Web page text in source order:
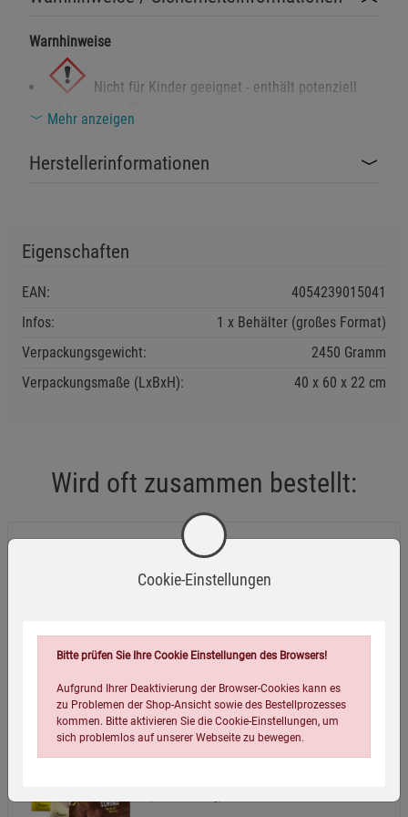
Warnhinweise
Nicht für Kinder geeignet - enthält potenziell
Unsachgemäßer Gebrauch oder Überladung
Nur auf tragfähigem, ebenem Untergrund stapeln -
Maximale Auflast und Tragfähigkeit beachten (siehe
Herstellerangaben).
Zur Verwendung auf automatischen Förderstrecken nur
Sonneneinstrahlung geschützt lagern.
Innenverpackung verwenden.
Mehr anzeigen
Herstellerinformationen
Eigenschaften
EAN:
4054239015041
Infos:
1 x Behälter (großes Format)
Verpackungsgewicht:
2450 Gramm
Verpackungsmaße (LxBxH):
40 60 22 cm
Wird oft zusammen bestellt:
Kopp Verlag Euro-Stapelbehälter
3er-Set KeksFreunde Knuspervielfalt Bio
Cookie-Einstellungen
Bitte prüfen Sie Ihre Cookie Einstellungen des Browsers!
Aufgrund Ihrer Deaktivierung der Browser-Cookies kann es
zu Problemen der Shop-Ansicht sowie des Bestellprozesses
kommen. Bitte aktivieren Sie die Cookie-Einstellungen, um
sich problemlos auf unserer Webseite zu bewegen.